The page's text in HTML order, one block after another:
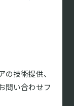
技術提供、
問い合わせフ